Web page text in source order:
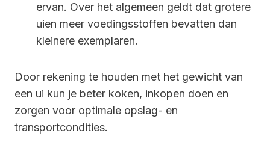
ervan. Over het algemeen geldt dat grotere
uien meer voedingsstoffen bevatten dan
kleinere exemplaren.
Door rekening te houden met het gewicht van
een ui kun je beter koken, inkopen doen en
zorgen voor optimale opslag- en
transportcondities.